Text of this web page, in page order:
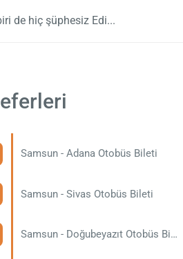
de hiç şüphesiz Edi
Samsun - Adana Otobüs Bileti
Samsun - Sivas Otobüs Bileti
Samsun - Doğubeyazıt Otobüs Bileti